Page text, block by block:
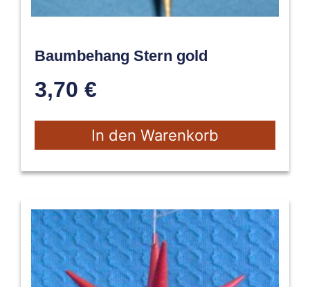
Baumbehang Stern gold
3,70 €
In den Warenkorb